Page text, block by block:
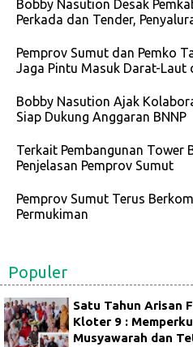
Bobby Nasution Desak
Perkada dan Tender,
Pemprov Sumut dan Pemko
Jaga Pintu Masuk Darat-Laut
Bobby Nasution Ajak
Siap Dukung Anggaran BNNP
Terkait Pembangunan Tower
Penjelasan Pemprov Sumut
Pemprov Sumut Terus
Permukiman
Populer
Satu Tahun Arisan
Kloter 9 :
Musyawarah dan